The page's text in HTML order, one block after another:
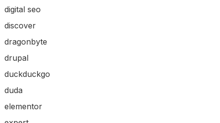
digital seo
discover
dragonbyte
drupal
duckduckgo
duda
elementor